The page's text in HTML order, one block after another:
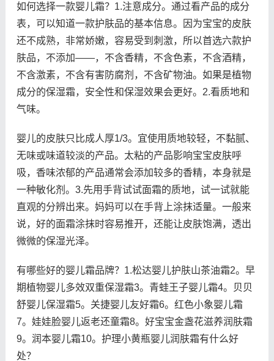
如何选择一款婴儿霜？1.注意成分。通过看产品的成分
表，可以知道一款护肤品的基本信息。因为宝宝的皮肤
还不成熟，非常娇嫩，容易受到刺激，所以首选六款护
肤品，不添加——，不含香精，不含色素，不含酒精，
不含激素，不含有害防腐剂，不含矿物油。如果是植物
成分的保湿霜，安全性和保湿效果会更好。2.看质地和
气味。
婴儿的皮肤只比成人厚1/3。宜使用质地较轻，不黏腻、
无味或味道较淡的产品。太粘的产品影响宝宝皮肤呼
吸，香味浓郁的产品通常会添加较多的香精，本身就是
一种敏化剂。3.先用手背试试面霜的质地，试一试就能
直观的分辨出来。妈妈可以在手背上涂抹适量。一般来
说，好的面霜涂抹时容易推开，还能让皮肤饱满，透出
微微的保湿光泽。
有哪些好的婴儿霜品牌？1.松达婴儿护肤山茶油霜2。早
期植物婴儿多效双重保湿霜3。青蛙王子婴儿霜4。贝贝
舒婴儿保湿霜5。关捷婴儿友好霜6。红色小象婴儿霜
7。娃娃脸婴儿返老还童霜8。好宝宝金盏花滋养润肤霜
9。润本婴儿霜10。护理小黄瓶婴儿润肤霜有什么好
处？